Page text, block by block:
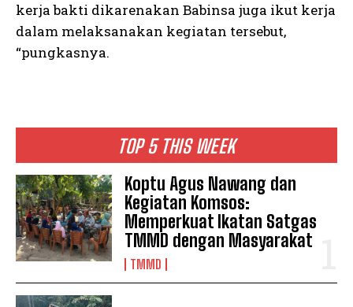
TOP 5 THIS WEEK
Koptu Agus Nawang dan
Kegiatan Komsos:
Memperkuat Ikatan Satgas
TMMD dengan Masyarakat
TMMD
kerja bakti dikarenakan Babinsa juga ikut kerja
dalam melaksanakan kegiatan tersebut,
“pungkasnya.